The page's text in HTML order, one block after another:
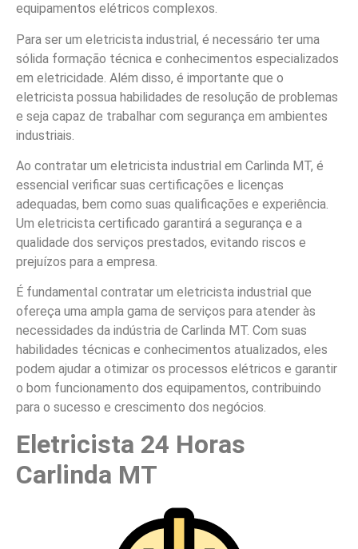
equipamentos elétricos complexos.
Para ser um eletricista industrial, é necessário ter uma
sólida formação técnica e conhecimentos especializados
em eletricidade. Além disso, é importante que o
eletricista possua habilidades de resolução de problemas
e seja capaz de trabalhar com segurança em ambientes
industriais.
Ao contratar um eletricista industrial em Carlinda MT, é
essencial verificar suas certificações e licenças
adequadas, bem como suas qualificações e experiência.
Um eletricista certificado garantirá a segurança e a
qualidade dos serviços prestados, evitando riscos e
prejuízos para a empresa.
É fundamental contratar um eletricista industrial que
ofereça uma ampla gama de serviços para atender às
necessidades da indústria de Carlinda MT. Com suas
habilidades técnicas e conhecimentos atualizados, eles
podem ajudar a otimizar os processos elétricos e garantir
o bom funcionamento dos equipamentos, contribuindo
para o sucesso e crescimento dos negócios.
Eletricista 24 Horas
Carlinda MT